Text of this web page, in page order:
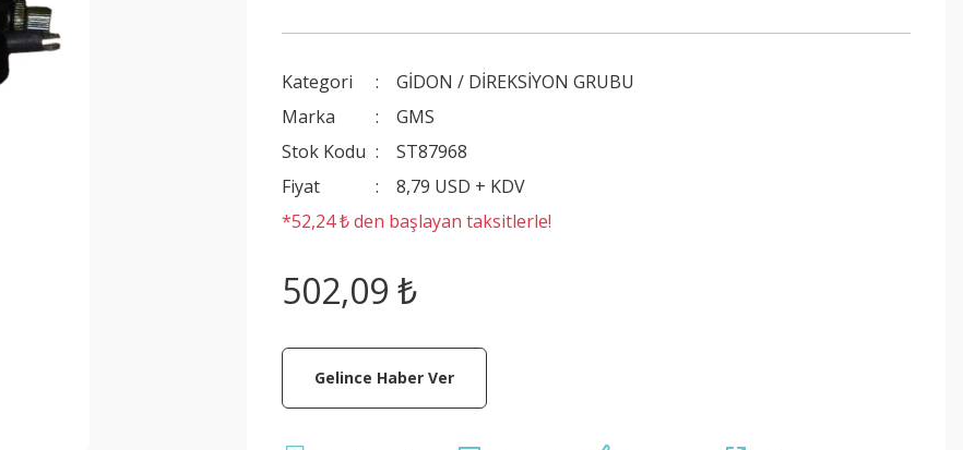
Kategori
GİDON / DİREKSİYON GRUBU
Marka
GMS
Stok Kodu
ST87968
Fiyat
8,79 USD + KDV
*52,24 ₺ den başlayan taksitlerle!
502,09 ₺
Gelince Haber Ver